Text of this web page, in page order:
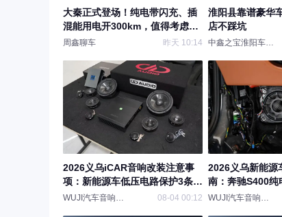
大秦正式登场！纯电带闪充、插
混能用电开300km，值得考虑
吗？
周鑫聊车 昨天 10:14
淮阳县靠谱豪华
店不踩坑
中鑫之宝淮阳车工坊店
2026义乌iCAR音响改装注意事
项：新能源车低压电路保护3条铁
律，WUJI俱乐部EV专题
WUJI汽车音响俱乐部 08-04 00:12
2026义乌新能源
南：奔驰S400纯
案，WUJI俱乐
WUJI汽车音响俱乐部